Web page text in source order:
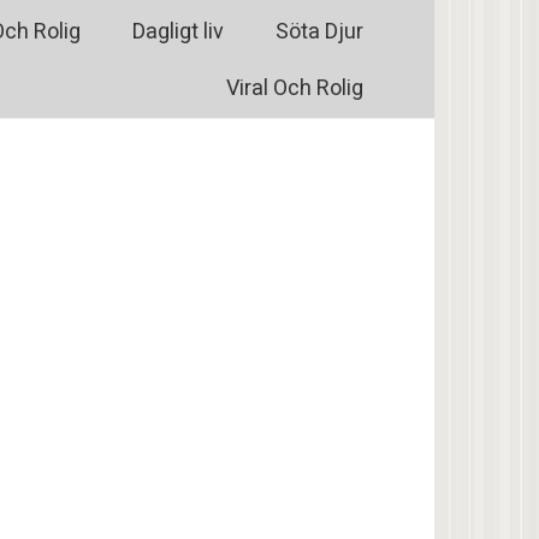
Rolig Dagligt liv Söta Djur
Viral Och Rolig